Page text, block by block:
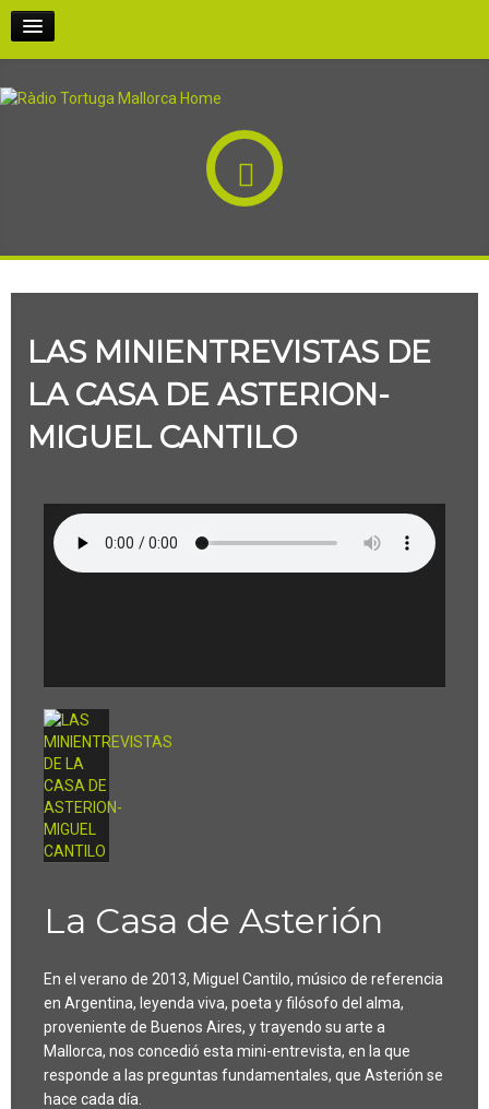
RÀDIO AL CARRER
EN DIRECTE!
LAS MINIENTREVISTAS DE
LA CASA DE ASTERION-
MIGUEL CANTILO
La Casa de Asterión
En el verano de 2013, Miguel Cantilo, músico de referencia
en Argentina, leyenda viva, poeta y filósofo del alma,
proveniente de Buenos Aires, y trayendo su arte a
Mallorca, nos concedió esta mini-entrevista, en la que
responde a las preguntas fundamentales, que Asterión se
hace cada día.